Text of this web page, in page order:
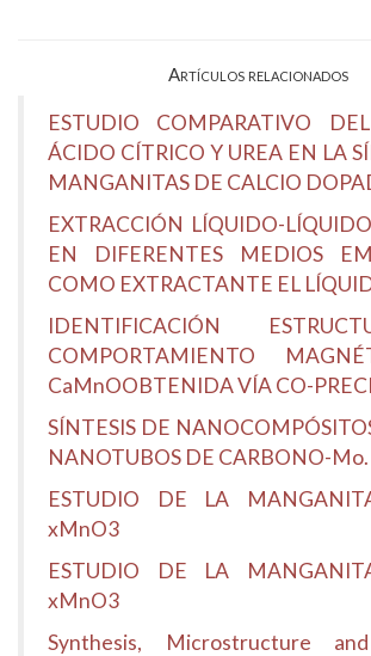
Artículos relacionados
ESTUDIO COMPARATIVO
ÁCIDO CÍTRICO Y UREA EN LA
MANGANITAS DE CALCIO
EXTRACCIÓN LÍQUIDO-
EN DIFERENTES MEDIOS
COMO EXTRACTANTE EL
IDENTIFICACIÓN
COMPORTAMIENTO
CaMnOOBTENIDA VÍA CO-
SÍNTESIS DE
NANOTUBOS DE CARBONO-Mo.
ESTUDIO DE LA
xMnO3
ESTUDIO DE LA
xMnO3
Synthesis, Microstructure